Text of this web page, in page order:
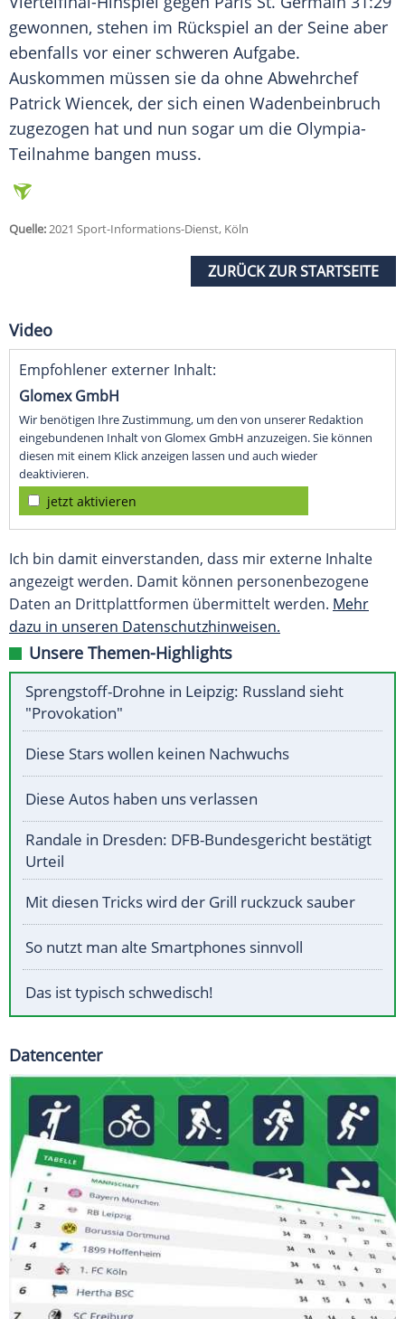
gewonnen, stehen im Rückspiel an der Seine aber
ebenfalls vor einer schweren Aufgabe.
Auskommen müssen sie da ohne Abwehrchef
Patrick Wiencek, der sich einen Wadenbeinbruch
zugezogen hat und nun sogar um die Olympia-
Teilnahme bangen muss.
Quelle:2021 Sport-Informations-Dienst, Köln
ZURÜCK ZUR STARTSEITE
Video
Empfohlener externer Inhalt:
Glomex GmbH
Wir benötigen Ihre Zustimmung, um den von unserer Redaktion
eingebundenen Inhalt von Glomex GmbH anzuzeigen. Sie können
diesen mit einem Klick anzeigen lassen und auch wieder
deaktivieren.
jetzt aktivieren
Ich bin damit einverstanden, dass mir externe Inhalte
angezeigt werden. Damit können personenbezogene
Daten an Drittplattformen übermittelt werden. Mehr
dazu in unseren Datenschutzhinweisen.
Unsere Themen-Highlights
Sprengstoff-Drohne in Leipzig: Russland sieht
"Provokation"
Diese Stars wollen keinen Nachwuchs
Diese Autos haben uns verlassen
Randale in Dresden: DFB-Bundesgericht bestätigt
Urteil
Mit diesen Tricks wird der Grill ruckzuck sauber
So nutzt man alte Smartphones sinnvoll
Das ist typisch schwedisch!
Datencenter